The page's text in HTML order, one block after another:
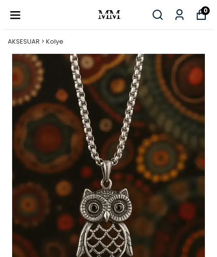
0
AKSESUAR > Kolye